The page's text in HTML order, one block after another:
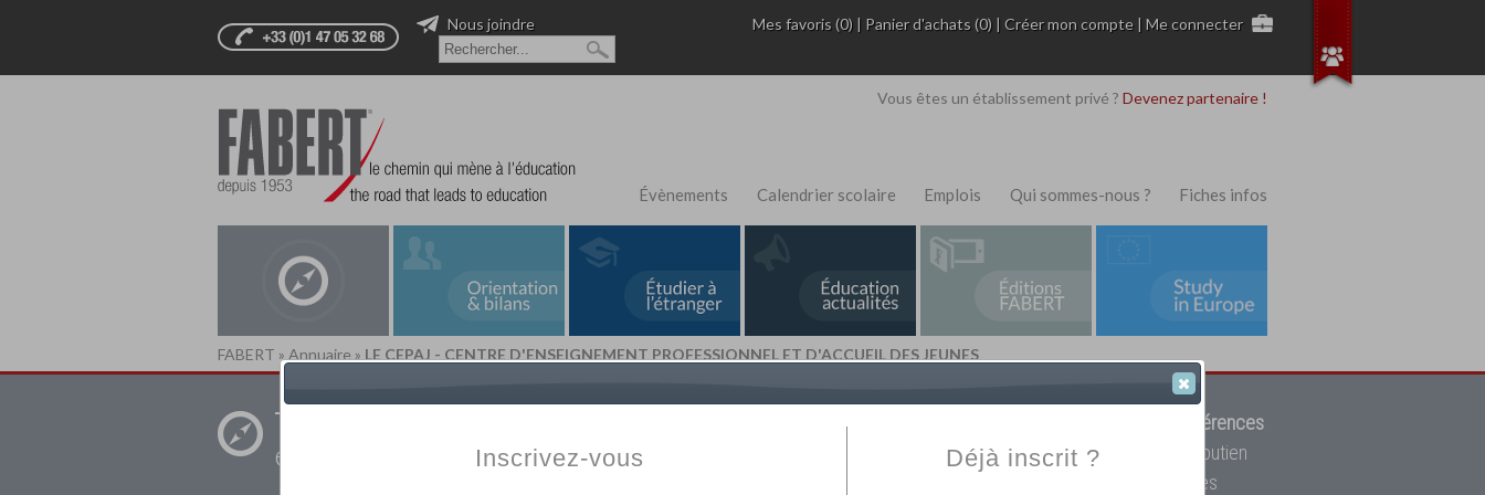
Mes favoris (0) | Panier d'achats (0) |Créer mon compte |Me connecter
Nous joindre
Vous êtes un établissement privé ? Devenez partenaire !
Évènements Calendrier scolaire Emplois Qui sommes-nous ? Fiches infos
FABERT » Annuaire » LE CEPAJ - CENTRE D'ENSEIGNEMENT PROFESSIONNEL ET D'ACCUEIL DES JEUNES
Trouver un
établissement privé
Fabert.com
12908 références
votre établissement privé, du primaire au supérieur, mais aussi des cours de soutien
scolaire et des cours à distance. Ce moteur regroupe toutes les écoles privées
Inscrivez-vous Déjà inscrit ?